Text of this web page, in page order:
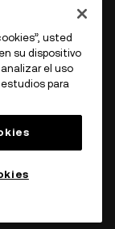
usted
su dispositivo
el uso
para